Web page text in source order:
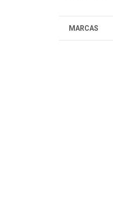
MARCAS